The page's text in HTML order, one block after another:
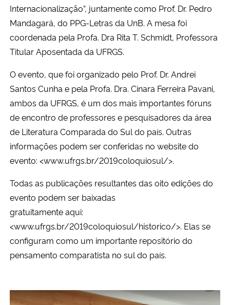
Ministério da Mulher, da Família e dos Direitos Humanos
Secretaria-Geral
Gabinete de Segurança Institucional
Advocacia-Geral da União
Banco Central do Brasil
Internacionalização”, juntamente como Prof. Dr. Pedro
Mandagará, do PPG-Letras da UnB. A mesa foi
coordenada pela Profa. Dra Rita T. Schmidt, Professora
Titular Aposentada da UFRGS.
O evento, que foi organizado pelo Prof. Dr. Andrei
Santos Cunha e pela Profa. Dra. Cinara Ferreira Pavani,
ambos da UFRGS, é um dos mais importantes fóruns
de encontro de professores e pesquisadores da área
de Literatura Comparada do Sul do país. Outras
informações podem ser conferidas no website do
evento: <www.ufrgs.br/2019coloquiosul/>.
Todas as publicações resultantes das oito edições do
evento podem ser baixadas
gratuitamente aqui:
<www.ufrgs.br/2019coloquiosul/historico/>. Elas se
configuram como um importante repositório do
pensamento comparatista no sul do país.